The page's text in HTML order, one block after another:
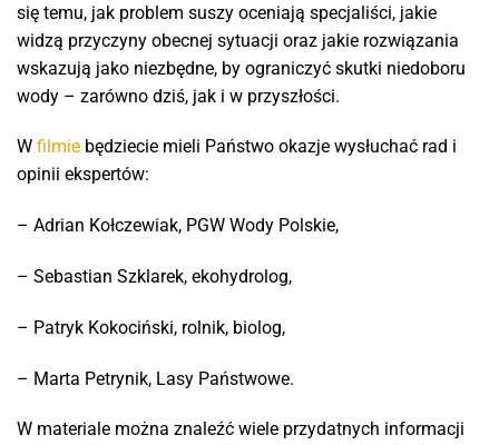
się temu, jak problem suszy oceniają specjaliści, jakie
widzą przyczyny obecnej sytuacji oraz jakie rozwiązania
wskazują jako niezbędne, by ograniczyć skutki niedoboru
wody – zarówno dziś, jak i w przyszłości.
W filmie będziecie mieli Państwo okazje wysłuchać rad i
opinii ekspertów:
– Adrian Kołczewiak, PGW Wody Polskie,
– Sebastian Szklarek, ekohydrolog,
– Patryk Kokociński, rolnik, biolog,
– Marta Petrynik, Lasy Państwowe.
W materiale można znaleźć wiele przydatnych informacji